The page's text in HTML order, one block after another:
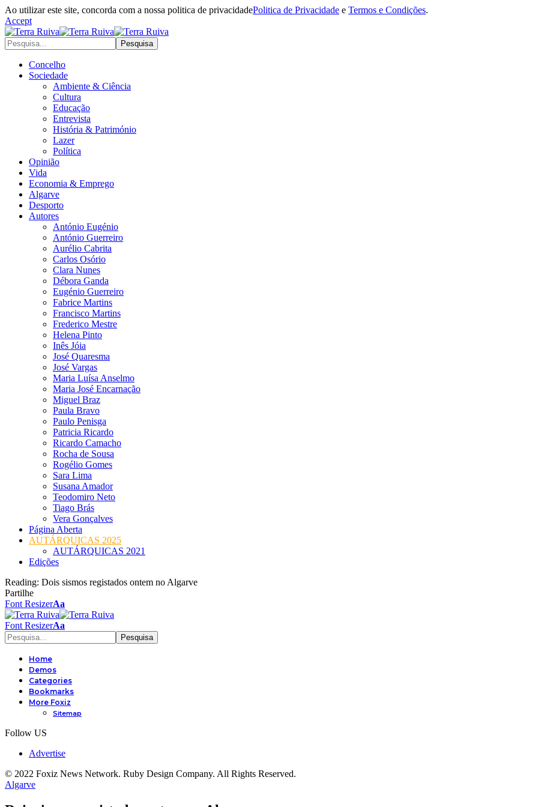
Ao utilizar este site, concorda com a nossa politica de privacidadePolitica de Privacidade e Termos e Condições.
Accept
Concelho
Sociedade
Ambiente & Ciência
Cultura
Educação
Entrevista
História & Património
Lazer
Política
Opinião
Vida
Economia & Emprego
Algarve
Desporto
Autores
António Eugénio
António Guerreiro
Aurélio Cabrita
Carlos Osório
Clara Nunes
Débora Ganda
Eugénio Guerreiro
Fabrice Martins
Francisco Martins
Frederico Mestre
Helena Pinto
Inês Jóia
José Quaresma
José Vargas
Maria Luísa Anselmo
Maria José Encarnação
Miguel Braz
Paula Bravo
Paulo Penisga
Patricia Ricardo
Ricardo Camacho
Rocha de Sousa
Rogélio Gomes
Sara Lima
Susana Amador
Teodomiro Neto
Tiago Brás
Vera Gonçalves
Página Aberta
AUTÁRQUICAS 2025
AUTÁRQUICAS 2021
Edições
Reading: Dois sismos registados ontem no Algarve
Partilhe
Font ResizerAa
Font ResizerAa
Home
Demos
Categories
Bookmarks
More Foxiz
Sitemap
Follow US
Advertise
© 2022 Foxiz News Network. Ruby Design Company. All Rights Reserved.
Algarve